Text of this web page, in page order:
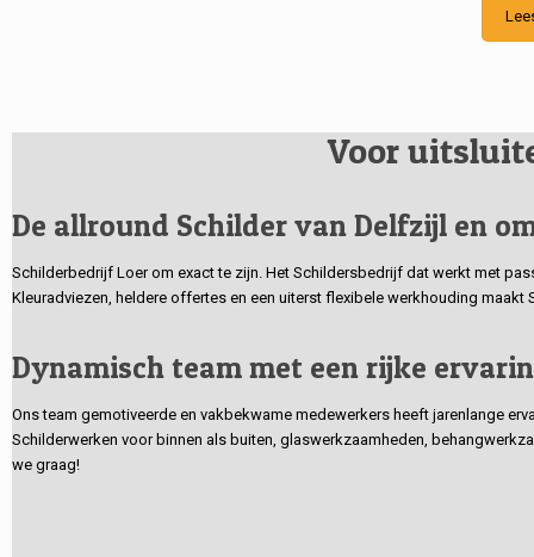
Voor
De allround Schilder van Delfzijl en
Schilderbedrijf Loer om exact te zijn. Het Schildersbedrijf dat werkt met
Kleuradviezen, heldere offertes en een uiterst flexibele werkhouding
Dynamisch team met een rijke
Ons team gemotiveerde en vakbekwame medewerkers heeft jarenlange
Schilderwerken voor binnen als buiten, glaswerkzaamheden,
we graag!